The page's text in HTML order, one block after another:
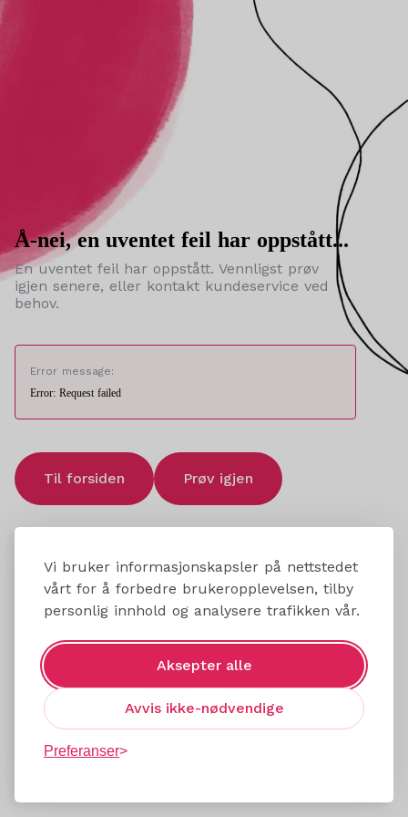
Vi bruker informasjonskapsler på nettstedet
vårt for å forbedre brukeropplevelsen, tilby
personlig innhold og analysere trafikken vår.
Aksepter alle
Avvis ikke-nødvendige
Preferanser
Å-nei, en uventet feil har oppstått...
En uventet feil har oppstått. Vennligst prøv
igjen senere, eller kontakt kundeservice ved
behov.
Error message:
Error: Request failed
Til forsiden Prøv igjen